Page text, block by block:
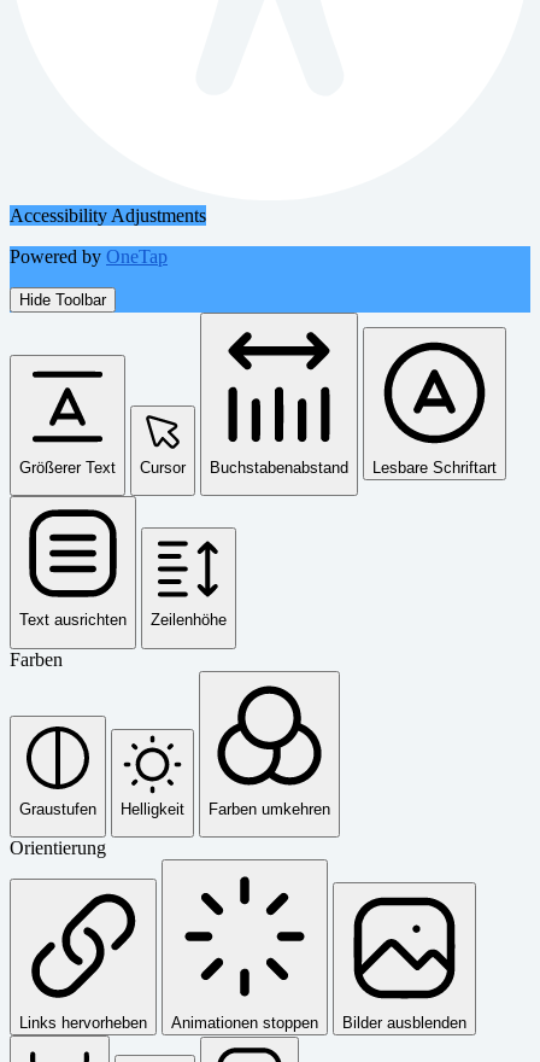
Accessibility Adjustments
Powered by OneTap
Hide Toolbar
Größerer Text Cursor Buchstabenabstand Lesbare Schriftart
Text ausrichten Zeilenhöhe
Farben
Graustufen Helligkeit Farben umkehren
Orientierung
Links hervorheben Animationen stoppen Bilder ausblenden